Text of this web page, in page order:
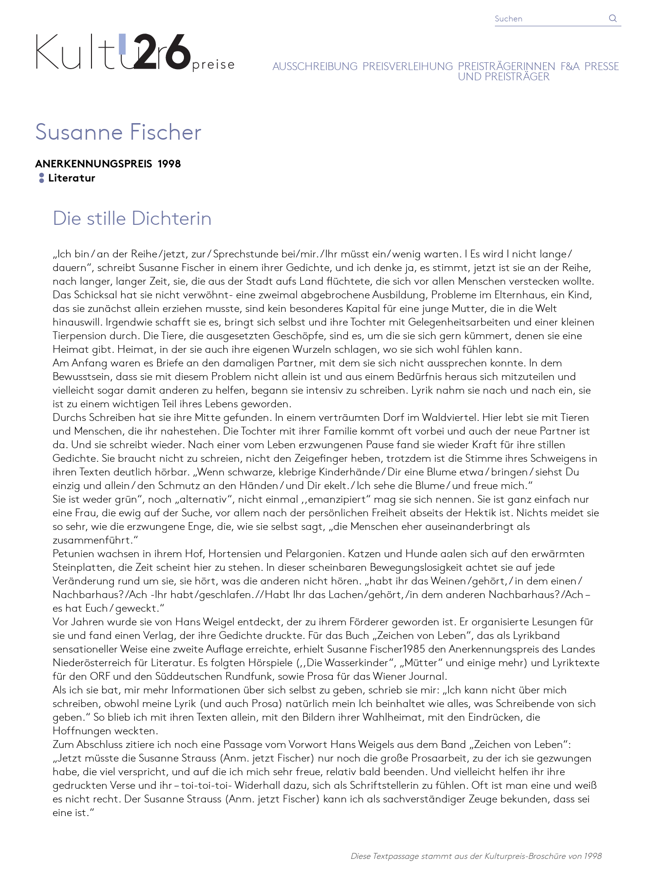
Suche
Absenden
AUSSCHREIBUNG PREISVERLEIHUNG PREISTRÄGERINNEN
UND PREISTRÄGER
F&A PRESSE
Susanne Fischer
ANERKENNUNGSPREIS 1998
Literatur
Die stille Dichterin
„Ich bin / an der Reihe /jetzt, zur / Sprechstunde bei/mir. /Ihr müsst ein/wenig warten. I Es wird I nicht lange /
dauern“, schreibt Susanne Fischer in einem ihrer Gedichte, und ich denke ja, es stimmt, jetzt ist sie an der Reihe,
nach langer, langer Zeit, sie, die aus der Stadt aufs Land flüchtete, die sich vor allen Menschen verstecken wollte.
Das Schicksal hat sie nicht verwöhnt- eine zweimal abgebrochene Ausbildung, Probleme im Elternhaus, ein Kind,
das sie zunächst allein erziehen musste, sind kein besonderes Kapital für eine junge Mutter, die in die Welt
hinauswill. Irgendwie schafft sie es, bringt sich selbst und ihre Tochter mit Gelegenheitsarbeiten und einer kleinen
Tierpension durch. Die Tiere, die ausgesetzten Geschöpfe, sind es, um die sie sich gern kümmert, denen sie eine
Heimat gibt. Heimat, in der sie auch ihre eigenen Wurzeln schlagen, wo sie sich wohl fühlen kann.
Am Anfang waren es Briefe an den damaligen Partner, mit dem sie sich nicht aussprechen konnte. In dem
Bewusstsein, dass sie mit diesem Problem nicht allein ist und aus einem Bedürfnis heraus sich mitzuteilen und
vielleicht sogar damit anderen zu helfen, begann sie intensiv zu schreiben. Lyrik nahm sie nach und nach ein, sie
ist zu einem wichtigen Teil ihres Lebens geworden.
Durchs Schreiben hat sie ihre Mitte gefunden. In einem verträumten Dorf im Waldviertel. Hier lebt sie mit Tieren
und Menschen, die ihr nahestehen. Die Tochter mit ihrer Familie kommt oft vorbei und auch der neue Partner ist
da. Und sie schreibt wieder. Nach einer vom Leben erzwungenen Pause fand sie wieder Kraft für ihre stillen
Gedichte. Sie braucht nicht zu schreien, nicht den Zeigefinger heben, trotzdem ist die Stimme ihres Schweigens in
ihren Texten deutlich hörbar. „Wenn schwarze, klebrige Kinderhände / Dir eine Blume etwa / bringen / siehst Du
einzig und allein / den Schmutz an den Händen / und Dir ekelt. / Ich sehe die Blume / und freue mich.“
Sie ist weder grün“, noch „alternativ“, nicht einmal ,,emanzipiert“ mag sie sich nennen. Sie ist ganz einfach nur
eine Frau, die ewig auf der Suche, vor allem nach der persönlichen Freiheit abseits der Hektik ist. Nichts meidet sie
so sehr, wie die erzwungene Enge, die, wie sie selbst sagt, „die Menschen eher auseinanderbringt als
zusammenführt.“
Petunien wachsen in ihrem Hof, Hortensien und Pelargonien. Katzen und Hunde aalen sich auf den erwärmten
Steinplatten, die Zeit scheint hier zu stehen. In dieser scheinbaren Bewegungslosigkeit achtet sie auf jede
Veränderung rund um sie, sie hört, was die anderen nicht hören. „habt ihr das Weinen /gehört, / in dem einen /
Nachbarhaus? /Ach -Ihr habt/geschlafen. //Habt Ihr das Lachen/gehört, /in dem anderen Nachbarhaus? /Ach –
es hat Euch / geweckt.“
Vor Jahren wurde sie von Hans Weigel entdeckt, der zu ihrem Förderer geworden ist. Er organisierte Lesungen für
sie und fand einen Verlag, der ihre Gedichte druckte. Für das Buch „Zeichen von Leben“, das als Lyrikband
sensationeller Weise eine zweite Auflage erreichte, erhielt Susanne Fischer1985 den Anerkennungspreis des Landes
Niederösterreich für Literatur. Es folgten Hörspiele (,,Die Wasserkinder“, „Mütter“ und einige mehr) und Lyriktexte
für den ORF und den Süddeutschen Rundfunk, sowie Prosa für das Wiener Journal.
Als ich sie bat, mir mehr Informationen über sich selbst zu geben, schrieb sie mir: „Ich kann nicht über mich
schreiben, obwohl meine Lyrik (und auch Prosa) natürlich mein Ich beinhaltet wie alles, was Schreibende von sich
geben.“ So blieb ich mit ihren Texten allein, mit den Bildern ihrer Wahlheimat, mit den Eindrücken, die
Hoffnungen weckten.
Zum Abschluss zitiere ich noch eine Passage vom Vorwort Hans Weigels aus dem Band „Zeichen von Leben“:
„Jetzt müsste die Susanne Strauss (Anm. jetzt Fischer) nur noch die große Prosaarbeit, zu der ich sie gezwungen
habe, die viel verspricht, und auf die ich mich sehr freue, relativ bald beenden. Und vielleicht helfen ihr ihre
gedruckten Verse und ihr – toi-toi-toi- Widerhall dazu, sich als Schriftstellerin zu fühlen. Oft ist man eine und weiß
es nicht recht. Der Susanne Strauss (Anm. jetzt Fischer) kann ich als sachverständiger Zeuge bekunden, dass sei
eine ist.“
Diese Textpassage stammt aus der Kulturpreis-Broschüre von 1998